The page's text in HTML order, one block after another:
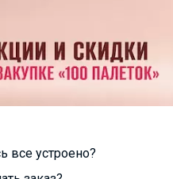
все устроено?